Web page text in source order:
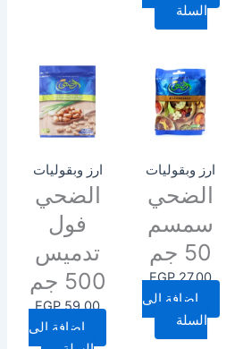
السلة
ارز وبقوليات
الضحي
سمسم
50 جم
EGP27.00
إضافة إلى
السلة
ارز وبقوليات
الضحي
فول
تدميس
500 جم
EGP59.00
إضافة إلى